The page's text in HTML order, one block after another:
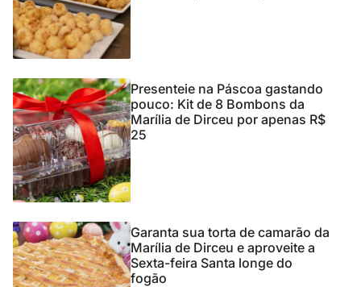
Presenteie na Páscoa gastando
pouco: Kit de 8 Bombons da
Marília de Dirceu por apenas R$
25
Garanta sua torta de camarão da
Marília de Dirceu e aproveite a
Sexta-feira Santa longe do
fogão